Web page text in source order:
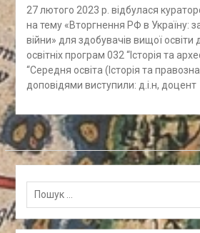
27 лютого 2023 р. відбулася
на тему «Вторгнення РФ в Україну:
війни» для здобувачів вищої освіти
освітніх програм 032 “Історія та
“Середня освіта (Історія та
доповідями виступили: д.і.н, доцент
Пошук
для: